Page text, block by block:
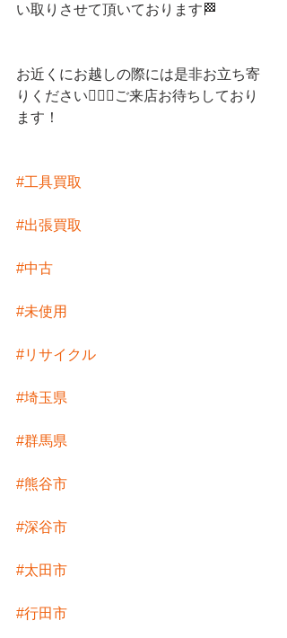
い取りさせて頂いております🏁
お近くにお越しの際には是非お立ち寄
りください💁🏻‍♀️ご来店お待ちしており
ます！
#工具買取
#出張買取
#中古
#未使用
#リサイクル
#埼玉県
#群馬県
#熊谷市
#深谷市
#太田市
#行田市